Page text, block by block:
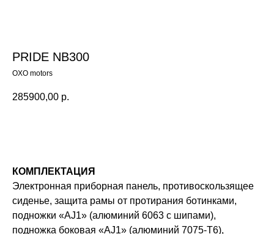
PRIDE NB300
OXO motors
285900,00 р.
КОМПЛЕКТАЦИЯ
Электронная приборная панель, противоскользящее
сиденье, защита рамы от протирания ботинками,
подножки «AJ1» (алюминий 6063 с шипами),
подножка боковая «AJ1» (алюминий 7075-Т6),